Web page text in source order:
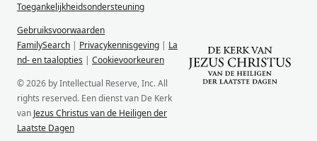
Toegankelijkheidsondersteuning
Gebruiksvoorwaarden
FamilySearch | Privacykennisgeving | La
nd- en taalopties | Cookievoorkeuren
© 2026 by Intellectual Reserve, Inc. All
rights reserved. Een dienst van De Kerk
van Jezus Christus van de Heiligen der
Laatste Dagen